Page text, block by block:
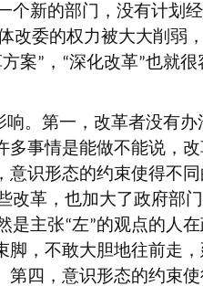
新的部门，没有计划
改委的权力被大大削弱
案” ， “深化改革”也就很
。第一，改革者没有
多事情是能做不能说，
意识形态的约束使得不
革，也加大了政府部
是主张“左”的观点的人
，不敢大胆地往前走
四，意识形态的约束